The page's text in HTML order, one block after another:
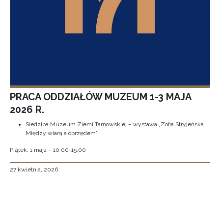
PRACA ODDZIAŁÓW MUZEUM 1-3 MAJA
2026 R.
Siedziba Muzeum Ziemi Tarnowskiej – wystawa „Zofia Stryjeńska.
Między wiarą a obrzędem”
Piątek, 1 maja – 10:00-15:00
27 kwietnia, 2026